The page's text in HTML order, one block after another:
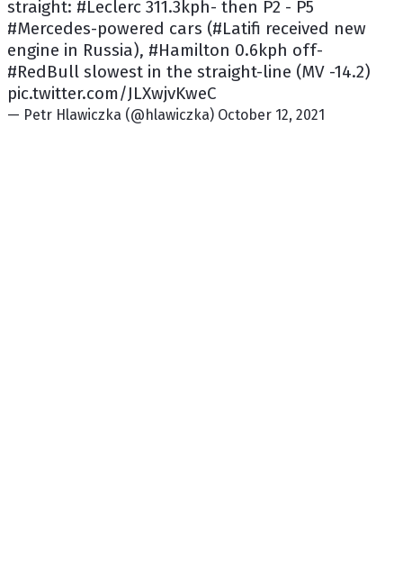
straight: #Leclerc 311.3kph- then P2 - P5
#Mercedes-powered cars (#Latifi received new
engine in Russia), #Hamilton 0.6kph off-
#RedBull slowest in the straight-line (MV -14.2)
pic.twitter.com/JLXwjvKweC
— Petr Hlawiczka (@hlawiczka) October 12, 2021